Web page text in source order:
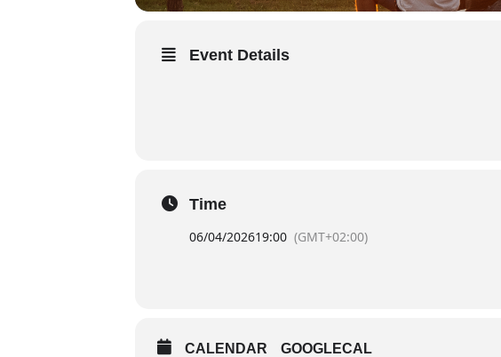
Event Details
Time
06/04/202619:00 (GMT+02:00)
CALENDAR GOOGLECAL